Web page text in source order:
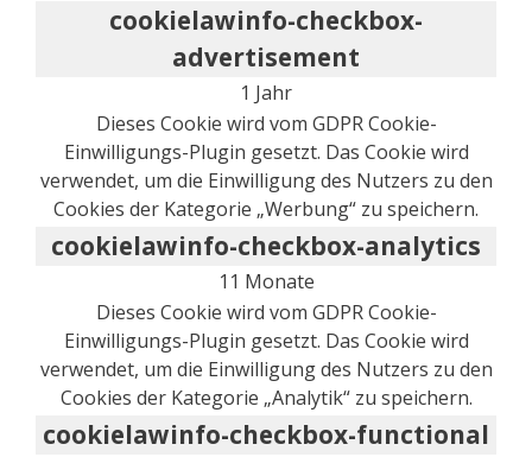
cookielawinfo-checkbox-
advertisement
1 Jahr
Dieses Cookie wird vom GDPR Cookie-
Einwilligungs-Plugin gesetzt. Das Cookie wird
verwendet, um die Einwilligung des Nutzers zu den
Cookies der Kategorie „Werbung“ zu speichern.
cookielawinfo-checkbox-analytics
11 Monate
Dieses Cookie wird vom GDPR Cookie-
Einwilligungs-Plugin gesetzt. Das Cookie wird
verwendet, um die Einwilligung des Nutzers zu den
Cookies der Kategorie „Analytik“ zu speichern.
cookielawinfo-checkbox-functional